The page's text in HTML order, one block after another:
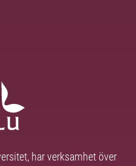
har verksamhet över